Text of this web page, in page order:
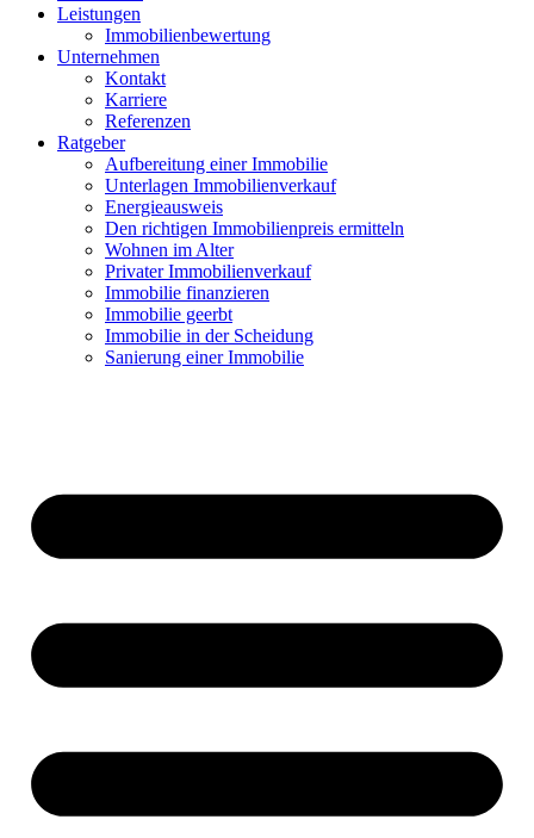
Leistungen
Immobilienbewertung
Unternehmen
Kontakt
Karriere
Referenzen
Ratgeber
Aufbereitung einer Immobilie
Unterlagen Immobilienverkauf
Energieausweis
Den richtigen Immobilienpreis ermitteln
Wohnen im Alter
Privater Immobilienverkauf
Immobilie finanzieren
Immobilie geerbt
Immobilie in der Scheidung
Sanierung einer Immobilie